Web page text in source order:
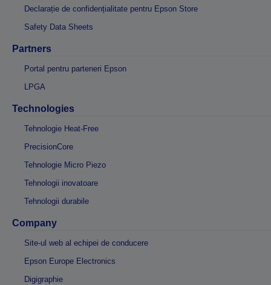
Declarație de confidențialitate pentru Epson Store
Safety Data Sheets
Partners
Portal pentru parteneri Epson
LPGA
Technologies
Tehnologie Heat-Free
PrecisionCore
Tehnologie Micro Piezo
Tehnologii inovatoare
Tehnologii durabile
Company
Site-ul web al echipei de conducere
Epson Europe Electronics
Digigraphie